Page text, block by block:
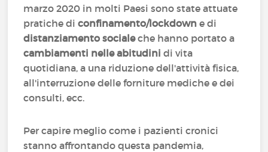
marzo 2020 in molti Paesi sono state attuate
pratiche diconfinamento/lockdown e di
distanziamento socialeche hanno portato a
cambiamenti nelle abitudini di vita
quotidiana, a una riduzione dell'attività fisica,
all'interruzione delle forniture mediche e dei
consulti, ecc.
Per capire meglio come i pazienti cronici
stanno affrontando questa pandemia,